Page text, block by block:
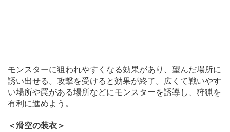
モンスターに狙われやすくなる効果があり、望んだ場所に
誘い出せる。攻撃を受けると効果が終了。広くて戦いやす
い場所や罠がある場所などにモンスターを誘導し、狩猟を
有利に進めよう。
＜滑空の装衣＞